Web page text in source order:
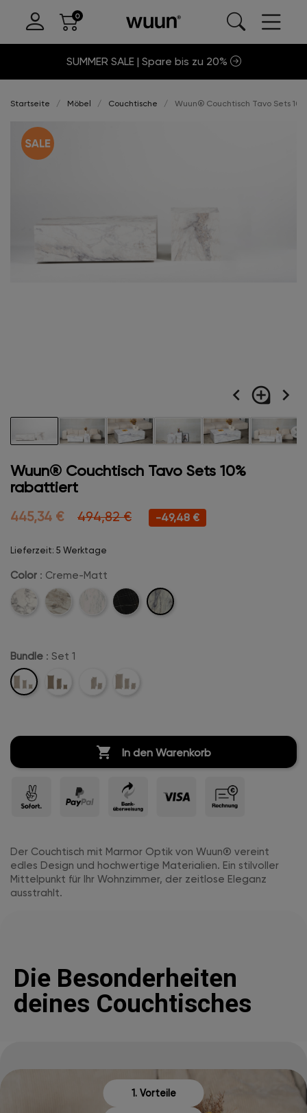
SUMMER SALE | Spare bis zu 20%
Startseite Möbel Couchtische Wuun® Couchtisch Tavo Sets
navigate_before loupe navigate_next
Wuun® Couchtisch Tavo Sets 10%
rabattiert
445,34 € 494,82 € -49,48 €
Lieferzeit: 5 Werktage
Color : Creme-Matt
Carrara-Champanger-
Marmor-Midnight-Creme-
Matt
Bundle : Set 1
Set
1
Set
Set
Set
 In den Warenkorb
Der Couchtisch mit Marmor Optik von Wuun® vereint
edles Design und hochwertige Materialien. Ein stilvoller
Mittelpunkt für Ihr Wohnzimmer, der zeitlose Eleganz
ausstrahlt.
Die Besonderheiten
deines Couchtisches
1. Vorteile